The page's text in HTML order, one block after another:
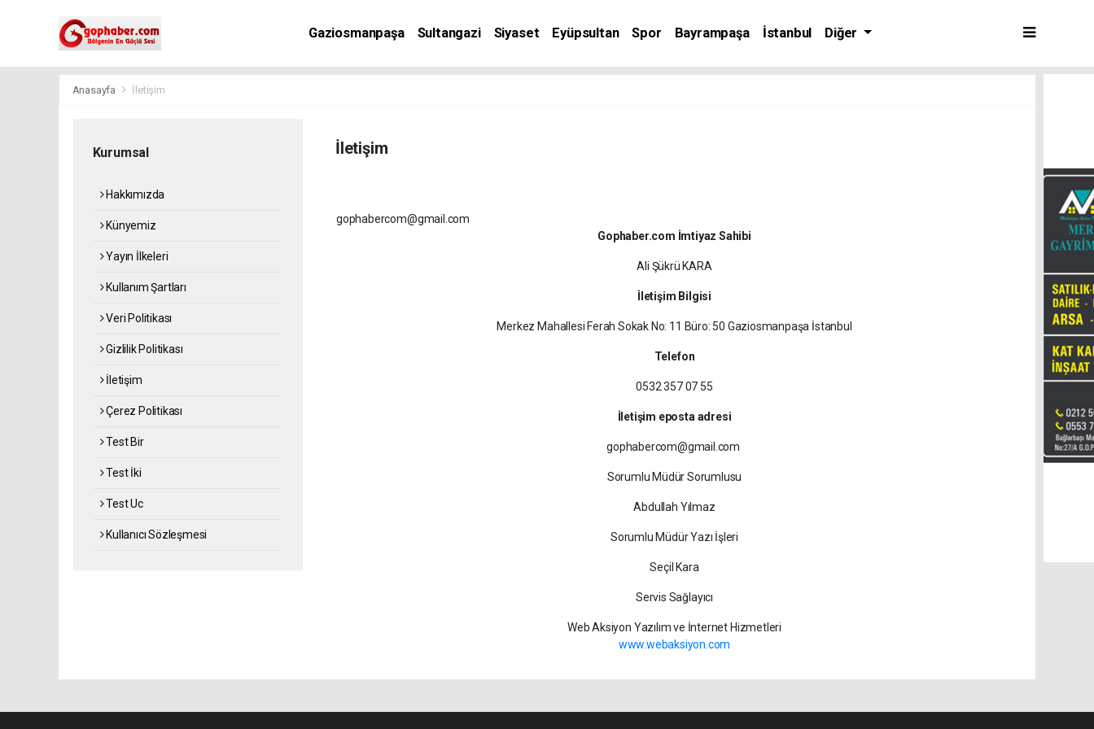
Gaziosmanpaşa Sultangazi Siyaset Eyüpsultan Spor Bayrampaşa İstanbul Diğer
Anasayfa İletişim
Kurumsal
Hakkımızda
Künyemiz
Yayın İlkeleri
Kullanım Şartları
Veri Politikası
Gizlilik Politikası
İletişim
Çerez Politikası
Test Bir
Test İki
Test Uc
Kullanıcı Sözleşmesi
İletişim
gophabercom@gmail.com
Gophaber.com İmtiyaz Sahibi
Ali Şükrü KARA
İletişim Bilgisi
Merkez Mahallesi Ferah Sokak No: 11 Büro: 50 Gaziosmanpaşa İstanbul
Telefon
0532 357 07 55
İletişim eposta adresi
gophabercom@gmail.com
Sorumlu Müdür Sorumlusu
Abdullah Yılmaz
Sorumlu Müdür Yazı İşleri
Seçil Kara
Servis Sağlayıcı
Web Aksiyon Yazılım ve İnternet Hizmetleri
www.webaksiyon.com